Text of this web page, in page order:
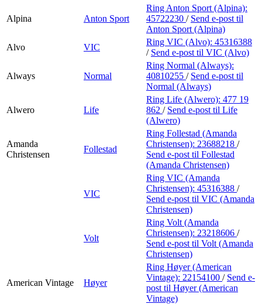
Alpina Anton Sport
Ring Anton Sport (Alpina):
45722230 / Send e-post til
Anton Sport (Alpina)
Alvo
VIC
Ring VIC (Alvo): 45316388
/ Send e-post til VIC (Alvo)
Always Normal
Ring Normal (Always):
40810255 / Send e-post til
Normal (Always)
Alwero Life
Ring Life (Alwero): 477 19
862 / Send e-post til Life
(Alwero)
Amanda
Christensen
Follestad
Ring Follestad (Amanda
Christensen): 23688218 /
Send e-post til Follestad
(Amanda Christensen)
VIC
Ring VIC (Amanda
Christensen): 45316388 /
Send e-post til VIC (Amanda
Christensen)
Volt
Ring Volt (Amanda
Christensen): 23218606 /
Send e-post til Volt (Amanda
Christensen)
American Vintage Høyer
Ring Høyer (American
Vintage): 22154100 / Send e-
post til Høyer (American
Vintage)